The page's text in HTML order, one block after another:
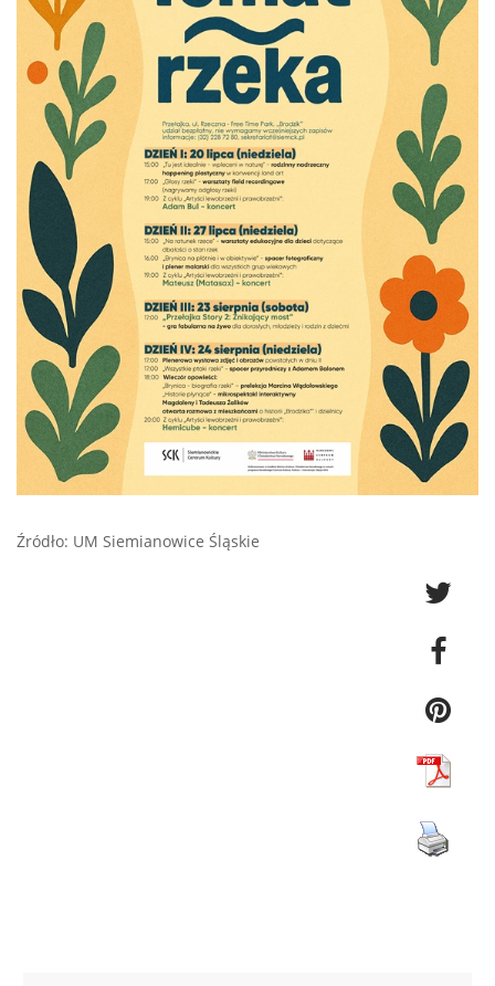
Źródło: UM Siemianowice Śląskie